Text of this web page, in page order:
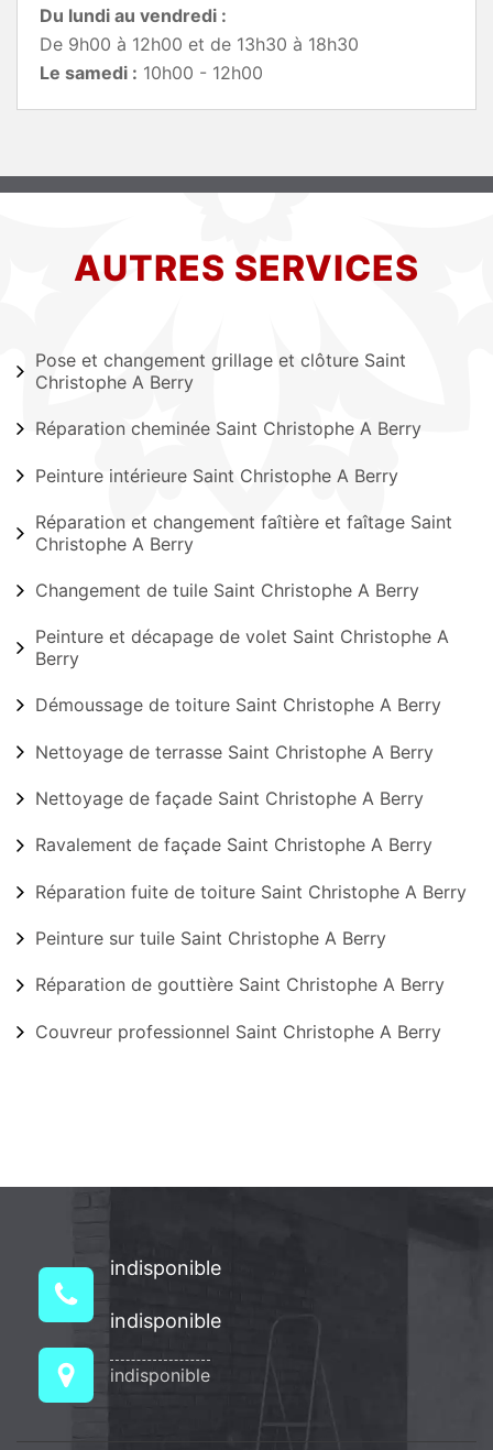
Du lundi au vendredi :
De 9h00 à 12h00 et de 13h30 à 18h30
Le samedi : 10h00 - 12h00
AUTRES SERVICES
Pose et changement grillage et clôture Saint
Christophe A Berry
Réparation cheminée Saint Christophe A Berry
Peinture intérieure Saint Christophe A Berry
Réparation et changement faîtière et faîtage Saint
Christophe A Berry
Changement de tuile Saint Christophe A Berry
Peinture et décapage de volet Saint Christophe A
Berry
Démoussage de toiture Saint Christophe A Berry
Nettoyage de terrasse Saint Christophe A Berry
Nettoyage de façade Saint Christophe A Berry
Ravalement de façade Saint Christophe A Berry
Réparation fuite de toiture Saint Christophe A Berry
Peinture sur tuile Saint Christophe A Berry
Réparation de gouttière Saint Christophe A Berry
Couvreur professionnel Saint Christophe A Berry
indisponible
indisponible
indisponible